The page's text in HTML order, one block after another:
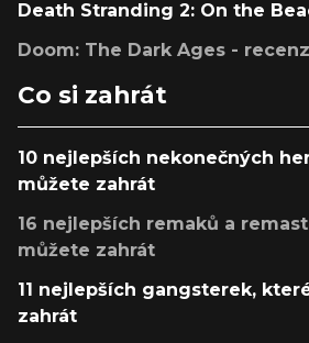
Death Stranding 2: On the
Doom: The Dark Ages -
Co si zahrát
10 nejlepších nekonečných
můžete zahrát
16 nejlepších remaků a
můžete zahrát
11 nejlepších gangsterek,
zahrát